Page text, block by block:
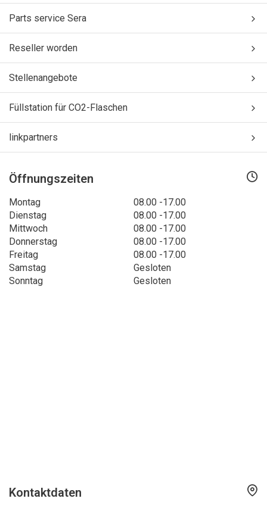
Parts service Sera
Reseller worden
Stellenangebote
Füllstation für CO2-Flaschen
linkpartners
Öffnungszeiten
Montag
08.00 -17.00
Dienstag
08.00 -17.00
Mittwoch
08.00 -17.00
Donnerstag
08.00 -17.00
Freitag
08.00 -17.00
Samstag
Gesloten
Sonntag
Gesloten
Kontaktdaten